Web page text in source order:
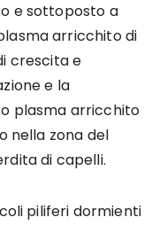
e sottoposto a
arricchito di
crescita e
e la
plasma arricchito
nella zona del
di capelli.
piliferi dormienti